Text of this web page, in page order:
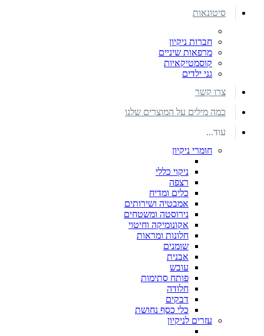
סיטונאות
חברות ניקיון
מרפאות שיניים
קוסמטיקאיות
גני ילדים
צרו קשר
כמה מילים על המוצרים שלנו
עוד...
חומרי ניקיון
ניקוי כללי
רצפה
כלים ומדיח
אמבטיה ושירותים
נירוסטה ומשטחים
אקונומיקה וחיטוי
חלונות ומראות
שומנים
אבנית
עובש
פותח סתימות
חלודה
דבקים
כלי כסף נחושת
עזרים לניקיון